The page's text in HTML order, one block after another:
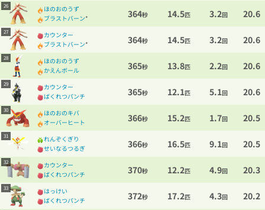
26
ほのおのうず
ブラストバーン* 364秒 14.5匹 3.2回 20.6
27
カウンター
ブラストバーン* 364秒 14.5匹 3.2回 20.6
28
ほのおのうず
かえんボール
365秒 13.8匹 2.2回 20.6
29
カウンター
ばくれつパンチ
365秒 12.1匹 5.1回 20.6
30
ほのおのキバ
オーバーヒート
366秒 15.2匹 1.7回 20.5
31
れんぞくぎり
せいなるつるぎ
366秒 16.5匹 9.1回 20.5
32
カウンター
ばくれつパンチ
370秒 12.2匹 4.9回 20.3
33
はっけい
ばくれつパンチ
372秒 17.2匹 4.3回 20.2